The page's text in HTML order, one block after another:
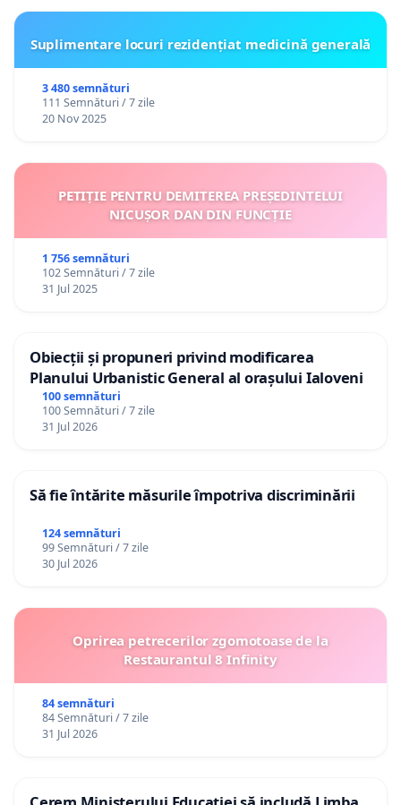
Suplimentare locuri rezidențiat medicină generală
3 480 semnături
111 Semnături / 7 zile
20 Nov 2025
PETIȚIE PENTRU DEMITEREA PREȘEDINTELUI
NICUȘOR DAN DIN FUNCȚIE
1 756 semnături
102 Semnături / 7 zile
31 Jul 2025
Obiecții și propuneri privind modificarea
Planului Urbanistic General al orașului Ialoveni
100 semnături
100 Semnături / 7 zile
31 Jul 2026
Să fie întărite măsurile împotriva discriminării
124 semnături
99 Semnături / 7 zile
30 Jul 2026
Oprirea petrecerilor zgomotoase de la
Restaurantul 8 Infinity
84 semnături
84 Semnături / 7 zile
31 Jul 2026